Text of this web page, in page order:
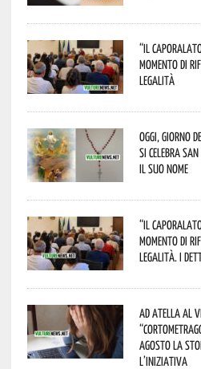
“Il
momento di
legalità
Oggi, giorno
si celebra
il suo nome
“Il
momento di
legalità. I
Ad Atella al
agosto la
L’iniziativa